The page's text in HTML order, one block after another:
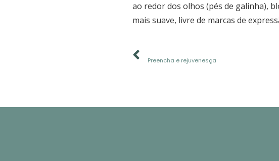
ao redor dos olhos (pés de galinha),
mais suave, livre de marcas de
Preencha e rejuvenesça